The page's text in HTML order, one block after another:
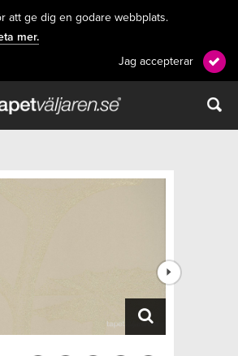
att ge dig en godare webbplats.
mer.
Jag accepterar